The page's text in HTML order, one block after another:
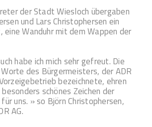
der Stadt Wiesloch übergaben
und Lars Christophersen ein
eine Wanduhr mit dem Wappen der
habe ich mich sehr gefreut. Die
des Bürgermeisters, der ADR
bezeichnete, ehren
besonders schönes Zeichen der
uns. » so Björn Christophersen,
AG.